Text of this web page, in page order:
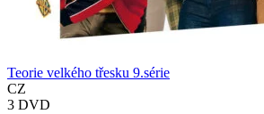
Teorie velkého třesku 9.série
CZ
3 DVD